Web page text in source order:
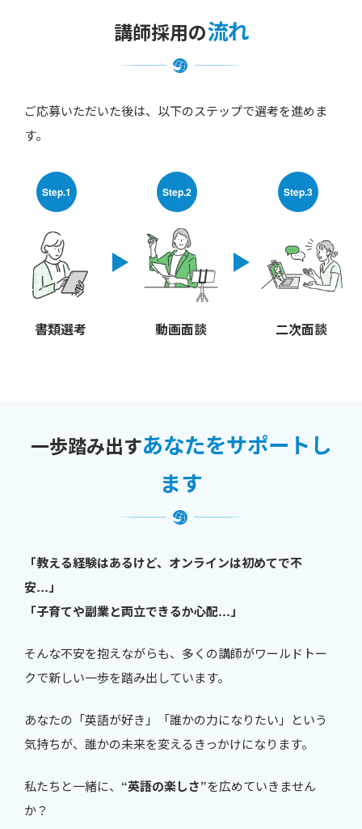
講師採用の流れ
ご応募いただいた後は、以下のステップで選考を進めま
す。
Step.1
書類選考
Step.2
動画面談
Step.3
二次面談
一歩踏み出すあなたをサポートし
ます
「教える経験はあるけど、オンラインは初めてで不
安…」
「子育てや副業と両立できるか心配…」
そんな不安を抱えながらも、多くの講師がワールドトー
クで新しい一歩を踏み出しています。
あなたの「英語が好き」「誰かの力になりたい」という
気持ちが、誰かの未来を変えるきっかけになります。
私たちと一緒に、 “英語の楽しさ”を広めていきません
か？